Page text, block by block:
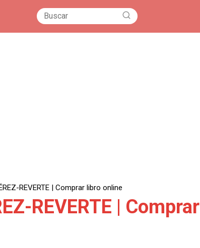
REVERTE | Comprar libro online
REVERTE | Comprar